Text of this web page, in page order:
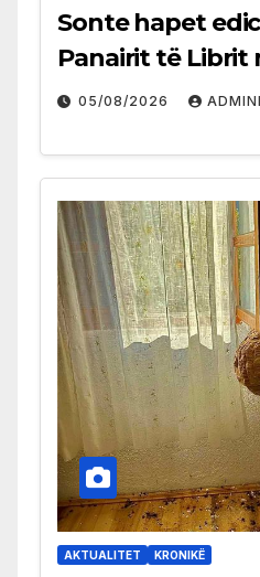
Sonte hapet
Panairit të Librit
05/08/2026 ADMINI
AKTUALITET KRONIKË